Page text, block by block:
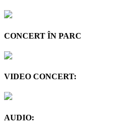
CONCERT ÎN PARC
VIDEO CONCERT:
AUDIO: